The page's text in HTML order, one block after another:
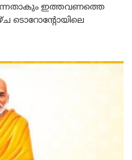
ഇത്തവണത്തെ
ടൊറോന്റോയിലെ